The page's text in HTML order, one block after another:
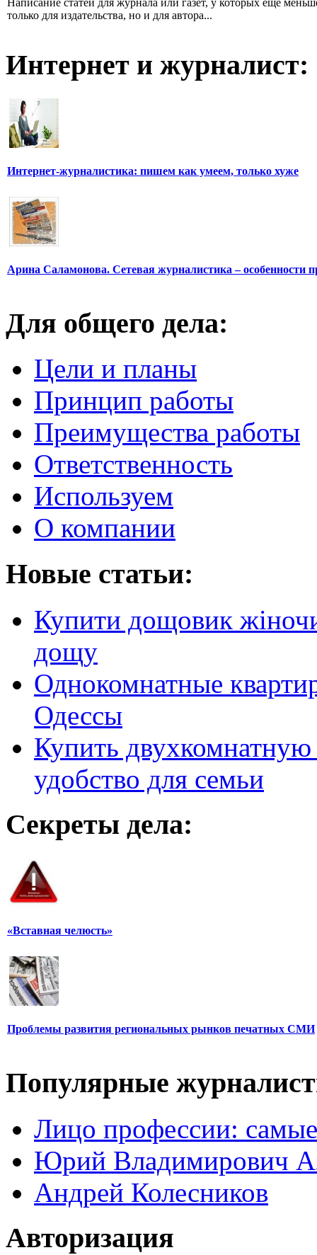
Написание статей для журнала или газет, у которых еще
только для издательства, но и для автора...
Интернет и журналист:
Интернет-журналистика: пишем как умеем, только хуже
Арина Саламонова. Сетевая журналистика – особенности
Для общего дела:
Цели и планы
Принцип работы
Преимущества работы
Ответственность
Используем
О компании
Новые статьи:
Купити дощовик
дощу
Однокомнатные
Одессы
Купить
удобство для семьи
Секреты дела:
«Вставная челюсть»
Проблемы развития региональных рынков печатных СМИ
Популярные
Лицо профессии:
Юрий Владимирович
Андрей Колесников
Авторизация